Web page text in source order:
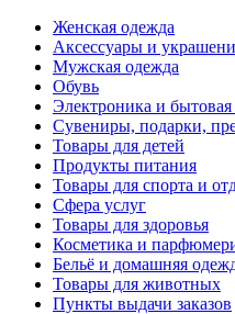
Женская одежда
Аксессуары и
Мужская одежда
Обувь
Электроника и бытовая
Сувениры, подарки,
Товары для детей
Продукты питания
Товары для спорта и
Сфера услуг
Товары для здоровья
Косметика и
Бельё и домашняя
Товары для животных
Пункты выдачи заказов